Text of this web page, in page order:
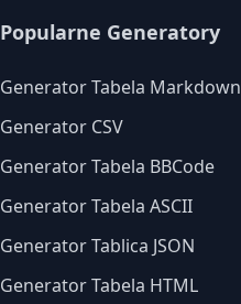
Popularne Generatory
Generator Tabela Markdown
Generator CSV
Generator Tabela BBCode
Generator Tabela ASCII
Generator Tablica JSON
Generator Tabela HTML